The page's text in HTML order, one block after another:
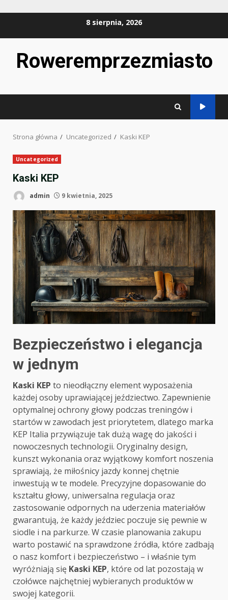
8 sierpnia, 2026
Roweremprzezmiasto
Strona główna Uncategorized Kaski KEP
Uncategorized
Kaski KEP
admin 9 kwietnia, 2025
Bezpieczeństwo i elegancja
w jednym
Kaski KEP to nieodłączny element wyposażenia
każdej osoby uprawiającej jeździectwo. Zapewnienie
optymalnej ochrony głowy podczas treningów i
startów w zawodach jest priorytetem, dlatego marka
KEP Italia przywiązuje tak dużą wagę do jakości i
nowoczesnych technologii. Oryginalny design,
kunszt wykonania oraz wyjątkowy komfort noszenia
sprawiają, że miłośnicy jazdy konnej chętnie
inwestują w te modele. Precyzyjne dopasowanie do
kształtu głowy, uniwersalna regulacja oraz
zastosowanie odpornych na uderzenia materiałów
gwarantują, że każdy jeździec poczuje się pewnie w
siodle i na parkurze. W czasie planowania zakupu
warto postawić na sprawdzone źródła, które zadbają
o nasz komfort i bezpieczeństwo – i właśnie tym
wyróżniają się Kaski KEP, które od lat pozostają w
czołówce najchętniej wybieranych produktów w
swojej kategorii.